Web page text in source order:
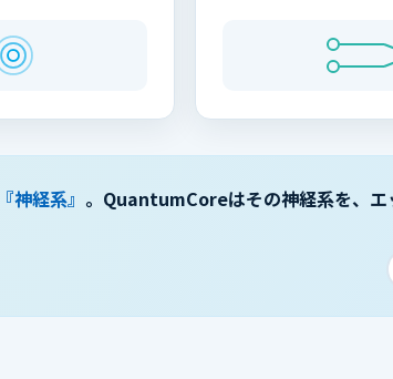
『神経系』 。QuantumCoreはその神経系を、エ